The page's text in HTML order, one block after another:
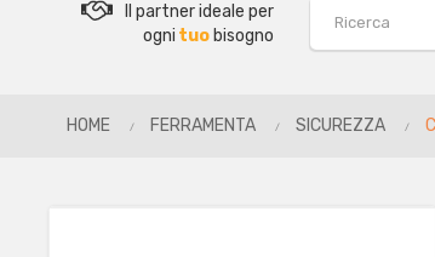
Il partner ideale per
ogni tuo bisogno
HOME FERRAMENTA SICUREZZA